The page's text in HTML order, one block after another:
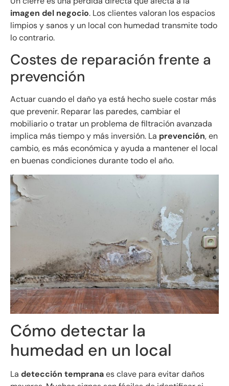
imagen del negocio. Los clientes valoran los espacios
limpios y sanos y un local con humedad transmite todo
lo contrario.
Costes de reparación frente a
prevención
Actuar cuando el daño ya está hecho suele costar más
que prevenir. Reparar las paredes, cambiar el
mobiliario o tratar un problema de filtración avanzada
implica más tiempo y más inversión. La prevención, en
cambio, es más económica y ayuda a mantener el local
en buenas condiciones durante todo el año.
Cómo detectar la
humedad en un local
La detección tempranaes clave para evitar daños